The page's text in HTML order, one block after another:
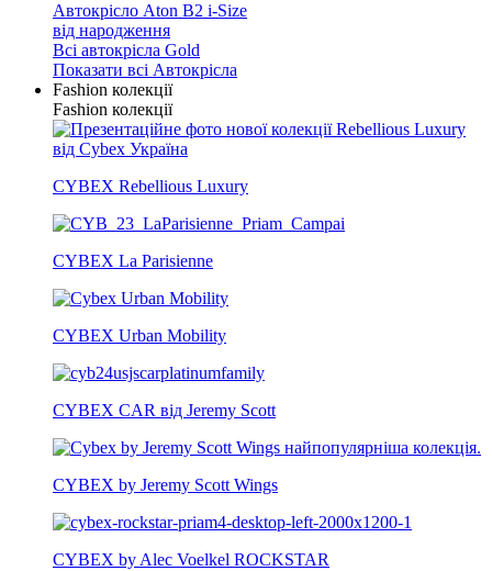
Автокрісло Aton B2 i-Size
від народження
Всi автокрісла Gold
Показати всі Автокрісла
Fashion колекції
Fashion колекції
CYBEX Rebellious Luxury
CYBEX La Parisienne
CYBEX Urban Mobility
CYBEX CAR від Jeremy Scott
CYBEX by Jeremy Scott Wings
CYBEX by Alec Voelkel ROCKSTAR